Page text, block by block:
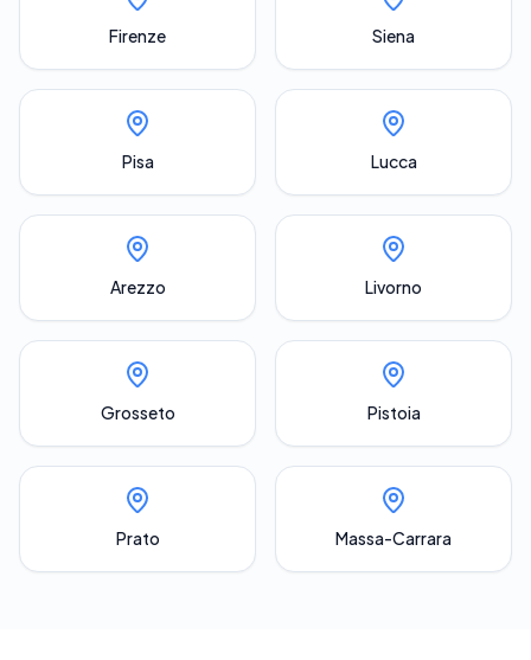
Firenze Siena
Pisa Lucca
Arezzo Livorno
Grosseto Pistoia
Prato Massa-Carrara